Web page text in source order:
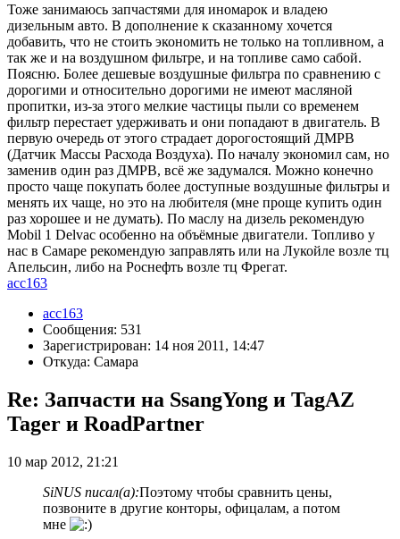
Тоже занимаюсь запчастями для иномарок и владею
дизельным авто. В дополнение к сказанному хочется
добавить, что не стоить экономить не только на топливном, а
так же и на воздушном фильтре, и на топливе само сабой.
Поясню. Более дешевые воздушные фильтра по сравнению с
дорогими и относительно дорогими не имеют масляной
пропитки, из-за этого мелкие частицы пыли со временем
фильтр перестает удерживать и они попадают в двигатель. В
первую очередь от этого страдает дорогостоящий ДМРВ
(Датчик Массы Расхода Воздуха). По началу экономил сам, но
заменив один раз ДМРВ, всё же задумался. Можно конечно
просто чаще покупать более доступные воздушные фильтры и
менять их чаще, но это на любителя (мне проще купить один
раз хорошее и не думать). По маслу на дизель рекомендую
Mobil 1 Delvac особенно на объёмные двигатели. Топливо у
нас в Самаре рекомендую заправлять или на Лукойле возле тц
Апельсин, либо на Роснефть возле тц Фрегат.
acc163
acc163
Сообщения: 531
Зарегистрирован: 14 ноя 2011, 14:47
Откуда: Самара
Re: Запчасти на SsangYong и TagAZ
Tager и RoadPartner
10 мар 2012, 21:21
SiNUS писал(а):Поэтому чтобы сравнить цены,
позвоните в другие конторы, офицалам, а потом
мне